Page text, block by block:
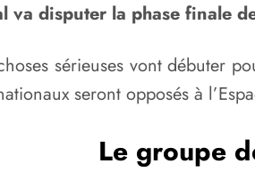
disputer la phase finale
sérieuses vont débuter
seront opposés à
Le groupe